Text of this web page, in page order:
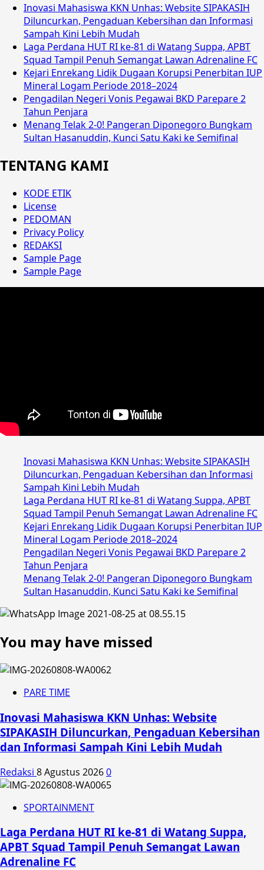
Inovasi Mahasiswa KKN Unhas: Website SIPAKASIH
Diluncurkan, Pengaduan Kebersihan dan Informasi
Sampah Kini Lebih Mudah
Laga Perdana HUT RI ke-81 di Watang Suppa, APBT
Squad Tampil Penuh Semangat Lawan Adrenaline FC
Kejari Enrekang Lidik Dugaan Korupsi Penerbitan IUP
Mineral Logam Periode 2018–2024
Pengadilan Negeri Vonis Pegawai BKD Parepare 2
Tahun Penjara
Menang Telak 2-0! Pangeran Diponegoro Bungkam
Sultan Hasanuddin, Kunci Satu Kaki ke Semifinal
TENTANG KAMI
KODE ETIK
License
PEDOMAN
Privacy Policy
REDAKSI
Sample Page
Sample Page
Inovasi Mahasiswa KKN Unhas: Website SIPAKASIH
Diluncurkan, Pengaduan Kebersihan dan Informasi
Sampah Kini Lebih Mudah
Laga Perdana HUT RI ke-81 di Watang Suppa, APBT
Squad Tampil Penuh Semangat Lawan Adrenaline FC
Kejari Enrekang Lidik Dugaan Korupsi Penerbitan IUP
Mineral Logam Periode 2018–2024
Pengadilan Negeri Vonis Pegawai BKD Parepare 2
Tahun Penjara
Menang Telak 2-0! Pangeran Diponegoro Bungkam
Sultan Hasanuddin, Kunci Satu Kaki ke Semifinal
You may have missed
PARE TIME
Inovasi Mahasiswa KKN Unhas: Website
SIPAKASIH Diluncurkan, Pengaduan Kebersihan
dan Informasi Sampah Kini Lebih Mudah
Redaksi 8 Agustus 20260
SPORTAINMENT
Laga Perdana HUT RI ke-81 di Watang Suppa,
APBT Squad Tampil Penuh Semangat Lawan
Adrenaline FC